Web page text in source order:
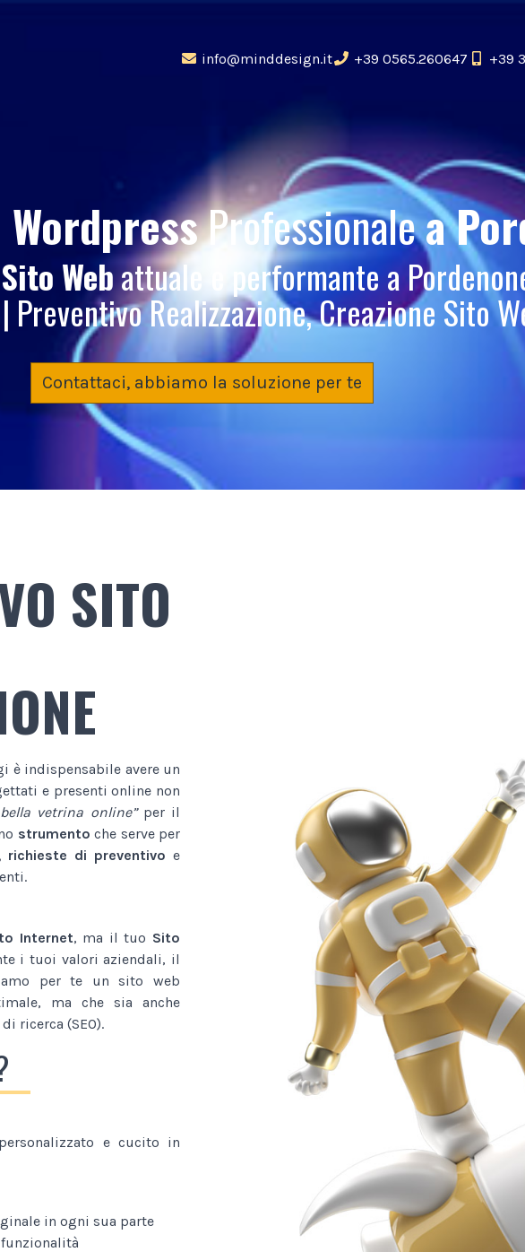
info@minddesign.it +39 0565.260647 +39
Professionalea
Webattuale e performante a
Preventivo Realizzazione, Creazione Sito
Contattaci, abbiamo la soluzione per te
SITO
è indispensabile avere un
e presenti online non
vetrina online”per il
strumento che serve per
di preventivo e
Internet, ma il tuo Sito
i tuoi valori aziendali, il
per te un sito web
ma che sia anche
ricerca (SEO).
e cucito in
in ogni sua parte